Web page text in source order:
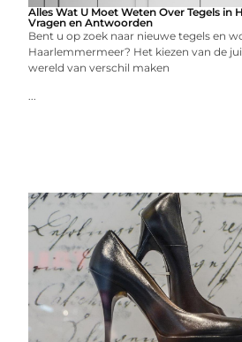
Alles Wat U Moet Weten Over Tegels in
Vragen en Antwoorden
Bent u op zoek naar nieuwe tegels en
Haarlemmermeer? Het kiezen van de
wereld van verschil maken
...